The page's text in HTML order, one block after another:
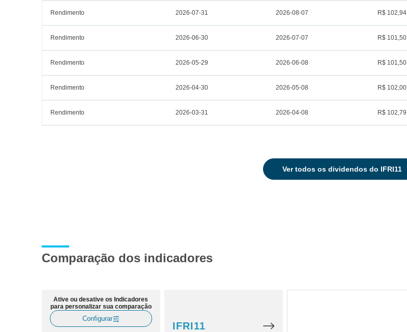
Rendimento 2026-07-31 2026-08-07 R$ 102,94
Rendimento 2026-06-30 2026-07-07 R$ 101,50
Rendimento 2026-05-29 2026-06-08 R$ 101,50
Rendimento 2026-04-30 2026-05-08 R$ 102,00
Rendimento 2026-03-31 2026-04-08 R$ 102,79
Vertodos os dividendos do IFRI11
Comparação dos indicadores
Ative ou desative os Indicadores
para personalizar sua comparação
Configurar
IFRI11